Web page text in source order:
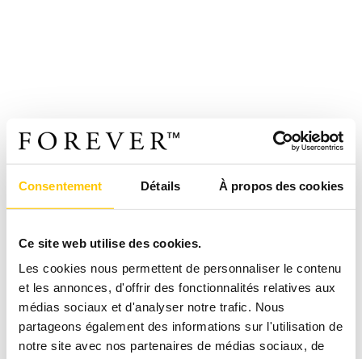
Consentement Détails À propos des cookies
Ce site web utilise des cookies.
Les cookies nous permettent de personnaliser le contenu
et les annonces, d'offrir des fonctionnalités relatives aux
médias sociaux et d'analyser notre trafic. Nous
partageons également des informations sur l'utilisation de
notre site avec nos partenaires de médias sociaux, de